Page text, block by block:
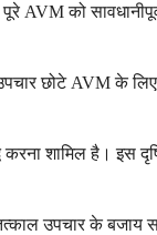
को
उपचार छोटे AVM के
शामिल है। इस
उपचार के बजाय